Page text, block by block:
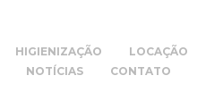
HIGIENIZAÇÃO
LOCAÇÃO
NOTÍCIAS CONTATO